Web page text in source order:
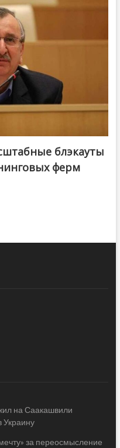
блэкауты
ферм
на Саакашвили
Украину
за переосмысление